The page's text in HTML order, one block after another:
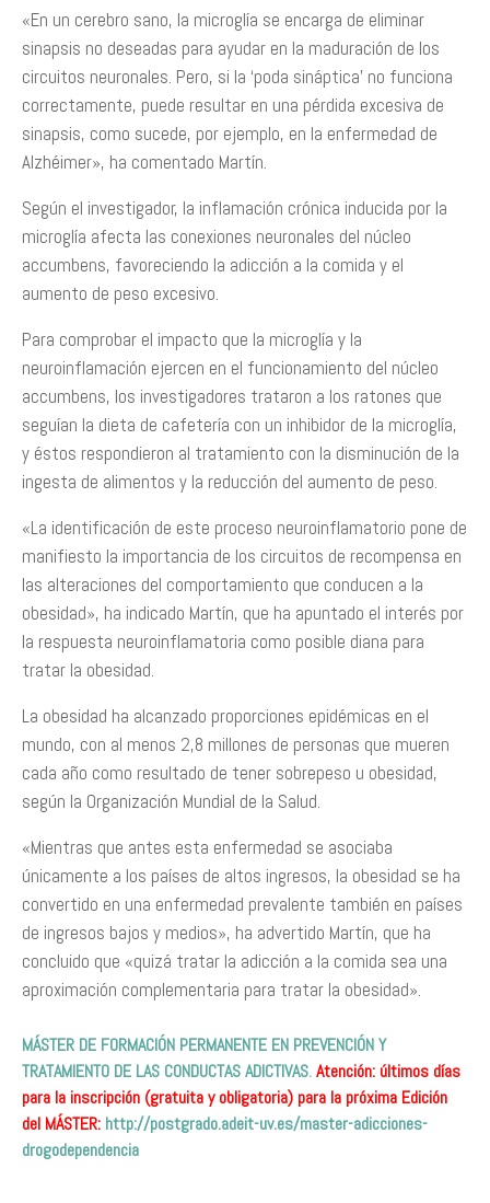
«En un cerebro sano, la microglía se encarga de eliminar
sinapsis no deseadas para ayudar en la maduración de los
circuitos neuronales. Pero, si la ‘poda sináptica’ no funciona
correctamente, puede resultar en una pérdida excesiva de
sinapsis, como sucede, por ejemplo, en la enfermedad de
Alzhéimer», ha comentado Martín.
Según el investigador, la inflamación crónica inducida por la
microglía afecta las conexiones neuronales del núcleo
accumbens, favoreciendo la adicción a la comida y el
aumento de peso excesivo.
Para comprobar el impacto que la microglía y la
neuroinflamación ejercen en el funcionamiento del núcleo
accumbens, los investigadores trataron a los ratones que
seguían la dieta de cafetería con un inhibidor de la microglía,
y éstos respondieron al tratamiento con la disminución de la
ingesta de alimentos y la reducción del aumento de peso.
«La identificación de este proceso neuroinflamatorio pone de
manifiesto la importancia de los circuitos de recompensa en
las alteraciones del comportamiento que conducen a la
obesidad», ha indicado Martín, que ha apuntado el interés por
la respuesta neuroinflamatoria como posible diana para
tratar la obesidad.
La obesidad ha alcanzado proporciones epidémicas en el
mundo, con al menos 2,8 millones de personas que mueren
cada año como resultado de tener sobrepeso u obesidad,
según la Organización Mundial de la Salud.
«Mientras que antes esta enfermedad se asociaba
únicamente a los países de altos ingresos, la obesidad se ha
convertido en una enfermedad prevalente también en países
de ingresos bajos y medios», ha advertido Martín, que ha
concluido que «quizá tratar la adicción a la comida sea una
aproximación complementaria para tratar la obesidad».
MÁSTER DE FORMACIÓN PERMANENTE EN PREVENCIÓN Y
TRATAMIENTO DE LAS CONDUCTAS ADICTIVAS.Atención: últimos días
para la inscripción (gratuita y obligatoria) para la próxima Edición
del MÁSTER: http://postgrado.adeit-uv.es/master-adicciones-
drogodependencia